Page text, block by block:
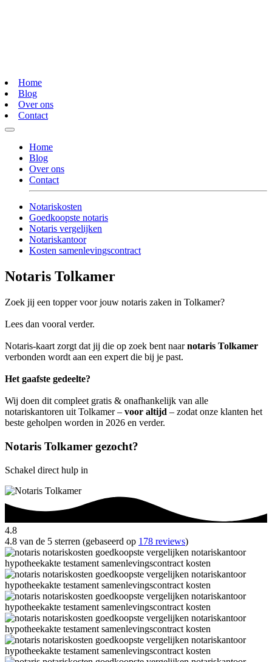
Home
Blog
Over ons
Contact
Home
Blog
Over ons
Contact
Notariskosten
Goedkoopste notaris
Notaris vergelijken
Notariskantoor
Kosten samenlevingscontract
Notaris Tolkamer
Zoek jij een topper voor jouw notaris zaken in Tolkamer?
Lees dan vooral verder.
Notaris-kaart zorgt dat jij die op zoek bent naarnotaris Tolkamer
verbonden wordt aan een expert die bij je past.
Het gaafste gedeelte?
Wij doen dit compleet gratis & onafhankelijk van alle
notariskantoren uit Tolkamer – voor altijd – zodat onze klanten het
beste geholpen worden in 2026 en verder.
Notaris Tolkamer gezocht?
Schakel direct hulp in
4.8
4.8 van de 5 sterren (gebaseerd op 178 reviews)